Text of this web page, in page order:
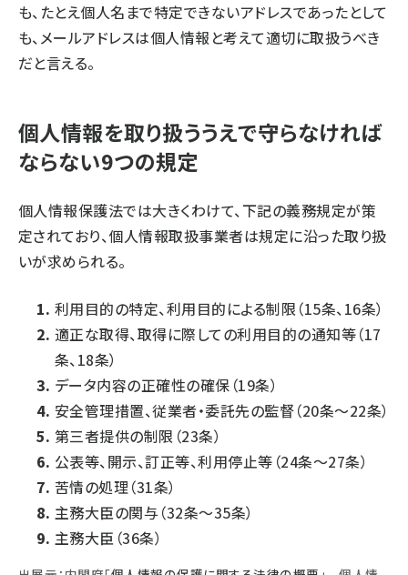
も、たとえ個人名まで特定できないアドレスであったとして
も、メールアドレスは個人情報と考えて適切に取扱うべき
だと言える。
個人情報を取り扱ううえで守らなければ
ならない9つの規定
個人情報保護法では大きくわけて、下記の義務規定が策
定されており、個人情報取扱事業者は規定に沿った取り扱
いが求められる。
利用目的の特定、利用目的による制限（15条、16条）
適正な取得、取得に際しての利用目的の通知等（17
条、18条）
データ内容の正確性の確保（19条）
安全管理措置、従業者・委託先の監督（20条～22条）
第三者提供の制限（23条）
公表等、開示、訂正等、利用停止等（24条～27条）
苦情の処理（31条）
主務大臣の関与（32条～35条）
主務大臣（36条）